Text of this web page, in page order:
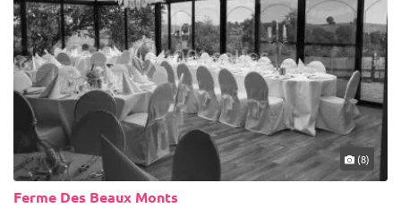
(8)
Ferme Des Beaux Monts